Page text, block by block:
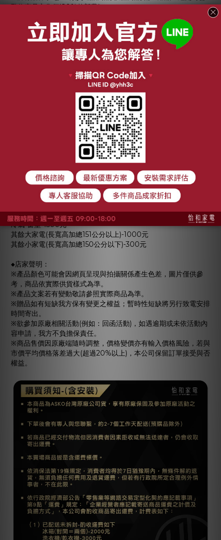
酌收商品之售價*20%整新費*
※大型家電(洗衣機/冰箱/電視/空調/酒櫃/洗碗機)經到府安裝後之
商品，會酌收商品之售價*40%整新費*
◆若商品寄出但我不要了：
※若商品已經交付物流但因消費者因素拒收或無法送達者，仍會收
※本賣場商品皆是含運費標價。
※依消保法第19條規定，消費者均得於7日猶豫期內，無條件解約
退貨，無須負擔任何費用及退貨運費，但若有行政院所定合理例
※依行政院經濟部公告「零售業等網路交易定型化契約應記載事
項」第9點「運費」規定：「企業經營者應記載寄送商品運費之計
價及負擔方式」，本公司會酌收商品寄出運費，計費表如下：
電視-75吋以上-3000元
電視-75吋以下-2000元
冰箱-對開-3000元
冰箱-非對開-2000元
洗衣機-滾筒-3000元
洗衣機-直立-2000元
冷氣-分離式-2000元
冷氣-窗型-1500元
其餘大家電(長寬高加總151公分以上)-1000元
其餘小家電(長寬高加總150公分以下)-300元
◆店家聲明：
※產品顏色可能會因網頁呈現與拍攝關係產生色差，圖片僅供參
考，商品依實際供貨樣式為準。
※產品文案若有變動敬請參照實際商品為準。
※贈品如有短缺我方保有變更之權益；暫時性短缺將另行致電安排
時間寄出。
※欲參加原廠相關活動(例如：回函活動)，如遇逾期或未依活動內
容申請，我方不負擔保責任。
※商品售價因原廠端隨時調整，價格變價亦有輸入價格風險，若與
市價平均價格落差過大(超過20%以上)，本公司保留訂單接受與否
權益。